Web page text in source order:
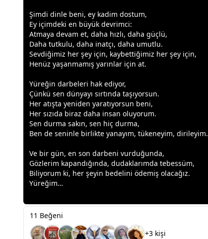
Şimdi dinle beni, ey kadim dostum,
Ey içimdeki en büyük devrimci:
Atmaya devam et, daha hızlı, daha güçlü,
Daha tutkulu, daha inatçı, daha umutlu.
Sevdiğimiz her şey için, kaybettiğimiz her şey için,
Henüz yaşanmamış yarınlar için at.
Yüreğin darbeleri hak ediyor,
Çünkü sen dünyayı sırtında taşıyorsun.
Her atışta yeniden yaratıyorsun beni,
Her sızıda biraz daha insan oluyorum.
Sen durma sakın, sen hiç durma,
Ben de seninle birlikte yanayım, tükeneyim, dirileyim.
Ve bir gün, en son darbeni vurduğunda,
Gözlerim kapandığında, dudaklarımda tebessüm,
Biliyorum ki, her şeyin bedelini ödemiş olacağız.
Yüreğim…
11 Beğeni
+3 kişi